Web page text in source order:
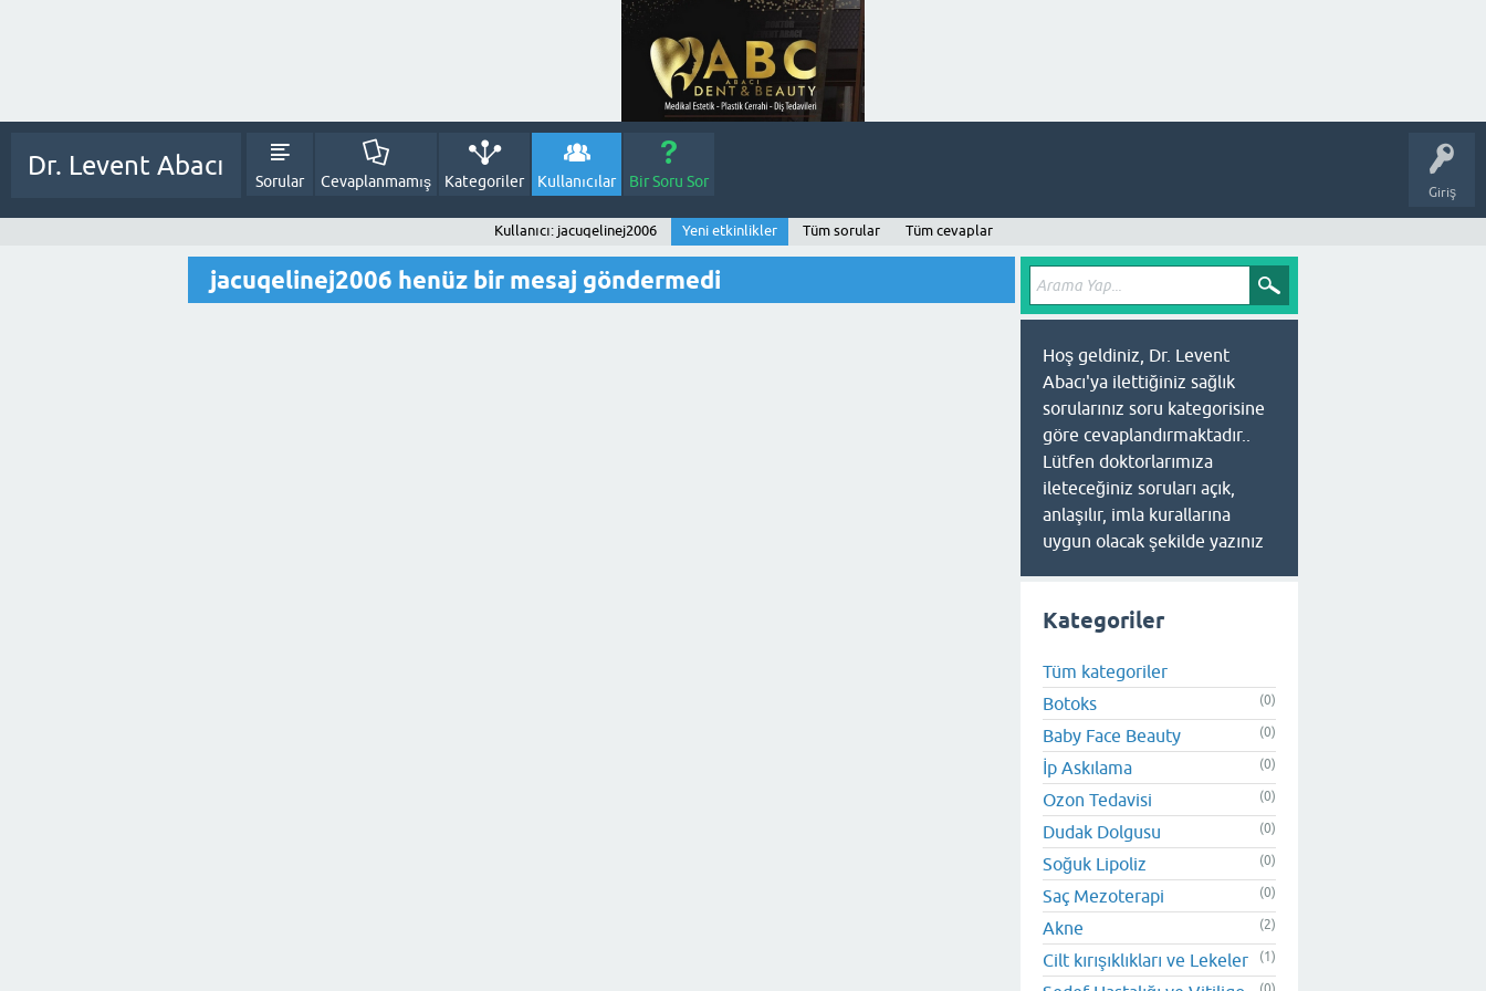
Giriş
Dr. Levent Abacı
Sorular Cevaplanmamış Kategoriler Kullanıcılar Bir Soru Sor
Kullanıcı: jacuqelinej2006 Yeni etkinlikler Tüm sorular Tüm cevaplar
jacuqelinej2006 henüz bir mesaj göndermedi
Hoş geldiniz, Dr. Levent
Abacı'ya ilettiğiniz sağlık
sorularınız soru kategorisine
göre cevaplandırmaktadır..
Lütfen doktorlarımıza
ileteceğiniz soruları açık,
anlaşılır, imla kurallarına
uygun olacak şekilde yazınız
Kategoriler
Tüm kategoriler
Botoks
(0)
Baby Face Beauty (0)
İp Askılama (0)
Ozon Tedavisi (0)
Dudak Dolgusu (0)
Soğuk Lipoliz (0)
Saç Mezoterapi (0)
Akne (2)
Cilt kırışıklıkları ve Lekeler (1)